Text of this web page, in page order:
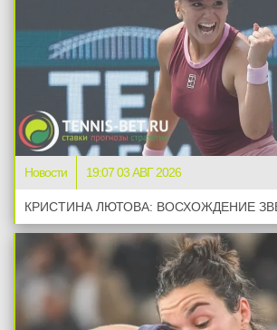
Новости 19:07 03 АВГ 2026
КРИСТИНА ЛЮТОВА: ВОСХОЖДЕНИЕ